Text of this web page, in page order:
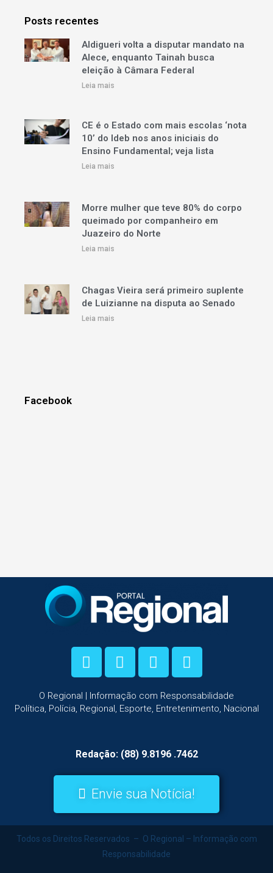
Posts recentes
Aldigueri volta a disputar mandato na
Alece, enquanto Tainah busca
eleição à Câmara Federal
Leia mais
CE é o Estado com mais escolas ‘nota
10’ do Ideb nos anos iniciais do
Ensino Fundamental; veja lista
Leia mais
Morre mulher que teve 80% do corpo
queimado por companheiro em
Juazeiro do Norte
Leia mais
Chagas Vieira será primeiro suplente
de Luizianne na disputa ao Senado
Leia mais
Facebook
O Regional | Informação com Responsabilidade
Política, Polícia, Regional, Esporte, Entretenimento, Nacional
Redação: (88) 9.8196 .7462
Envie sua Notícia!
Todos os Direitos Reservados – O Regional – Informação com
Responsabilidade